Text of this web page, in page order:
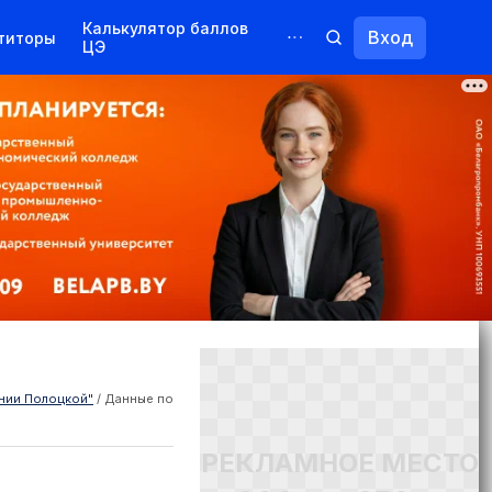
Калькулятор баллов
ЦЭ
Курсы
Переподготовка
Вход
Полоцкой" / Данные по
РЕКЛАМНОЕ МЕСТО